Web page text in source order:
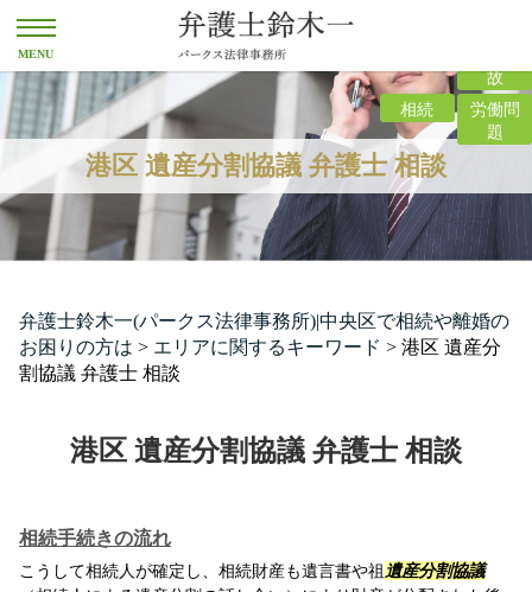
港区 遺産分割協議 弁護士 相談
故
相続
労働問
題
弁護士鈴木一(パークス法律事務所)|中央区で相続や離婚の
お困りの方は > エリアに関するキーワード > 港区 遺産分
割協議 弁護士 相談
港区 遺産分割協議 弁護士 相談
相続手続きの流れ
こうして相続人が確定し、相続財産も遺言書や祖 遺産分割協議